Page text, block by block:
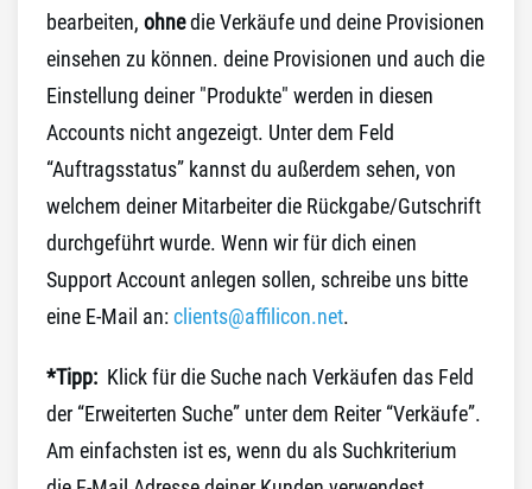
bearbeiten, ohnedie Verkäufe und deine Provisionen
einsehen zu können. deine Provisionen und auch die
Einstellung deiner "Produkte" werden in diesen
Accounts nicht angezeigt. Unter dem Feld
“Auftragsstatus” kannst du außerdem sehen, von
welchem deiner Mitarbeiter die Rückgabe/Gutschrift
durchgeführt wurde. Wenn wir für dich einen
Support Account anlegen sollen, schreibe uns bitte
eine E-Mail an:clients@affilicon.net.
*Tipp: Klick für die Suche nach Verkäufen das Feld
der “Erweiterten Suche” unter dem Reiter “Verkäufe”.
Am einfachsten ist es, wenn du als Suchkriterium